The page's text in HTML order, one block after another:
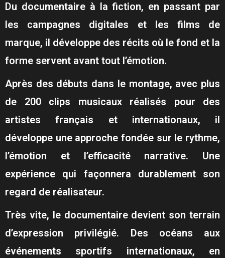
Du documentaire à la fiction, en passant par
les campagnes digitales et les films de
marque, il développe des récits où le fond et la
forme servent avant tout l’émotion.
Après des débuts dans le montage, avec plus
de 200 clips musicaux réalisés pour des
artistes français et internationaux, il
développe une approche fondée sur le rythme,
l’émotion et l’efficacité narrative. Une
expérience qui façonnera durablement son
regard de réalisateur.
Très vite, le documentaire devient son terrain
d’expression privilégié. Des océans aux
événements sportifs internationaux, en